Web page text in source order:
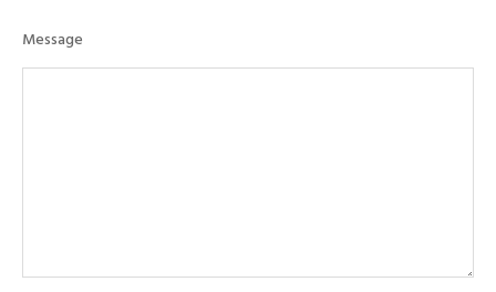
Message